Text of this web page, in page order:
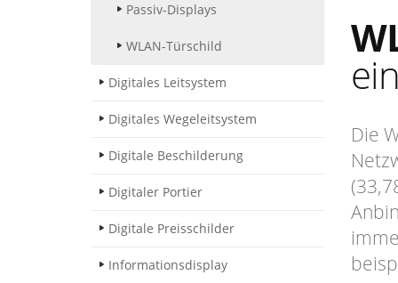
Passiv-Displays
WLAN-Türschild
Digitales Leitsystem
Digitales Wegeleitsystem
Digitale Beschilderung
Digitaler Portier
Digitale Preisschilder
Informationsdisplay
Die